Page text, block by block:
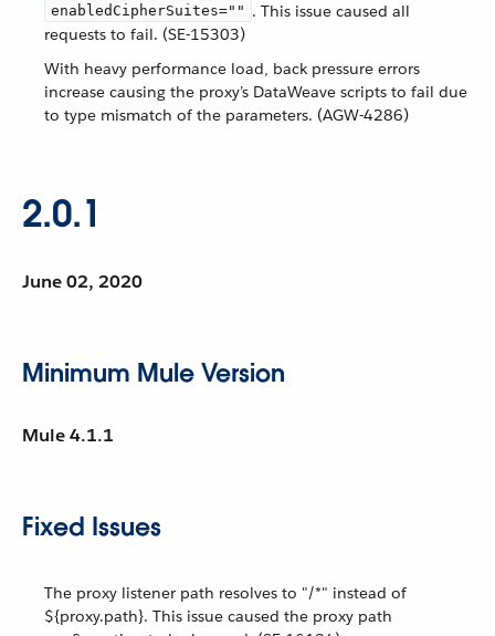
enabledCipherSuites="" . This issue caused all
requests to fail. (SE-15303)
With heavy performance load, back pressure errors
increase causing the proxy’s DataWeave scripts to fail due
to type mismatch of the parameters. (AGW-4286)
2.0.1
June 02, 2020
Minimum Mule Version
Mule 4.1.1
Fixed Issues
The proxy listener path resolves to "/*" instead of
${proxy.path}. This issue caused the proxy path